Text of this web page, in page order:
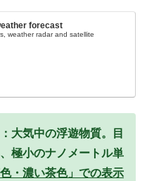
forecast
weather radar and satellite
大気中の浮遊物質。目
極小のナノメートル単
色・濃い茶色」での表示